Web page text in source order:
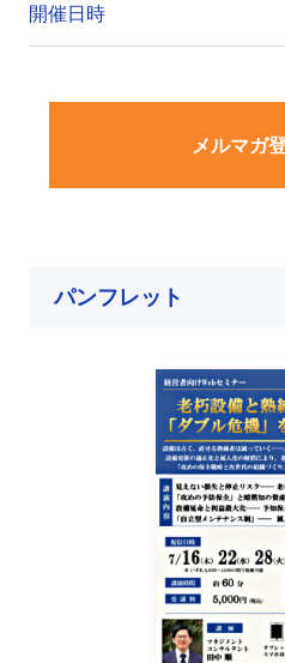
開催日時
メルマガ
パンフレット